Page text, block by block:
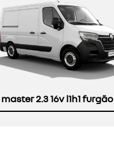
master 2.3 16v l1h1 furgão